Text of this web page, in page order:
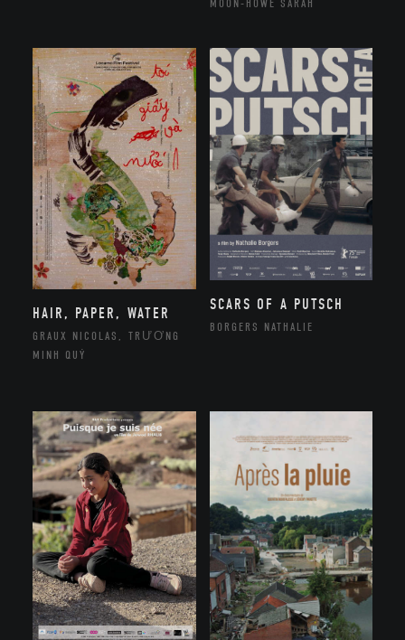
MOON-HOWE SARAH
HAIR, PAPER, WATER
GRAUX NICOLAS, TRƯƠNG
MINH QUÝ
SCARS OF A PUTSCH
BORGERS NATHALIE